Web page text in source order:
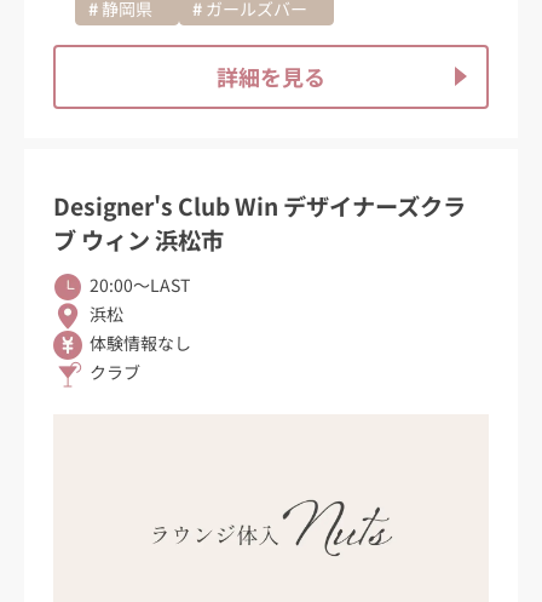
静岡県 ガールズバー
詳細を見る
Designer's Club Win デザイナーズクラ
ブ ウィン 浜松市
20:00〜LAST
浜松
体験情報なし
クラブ